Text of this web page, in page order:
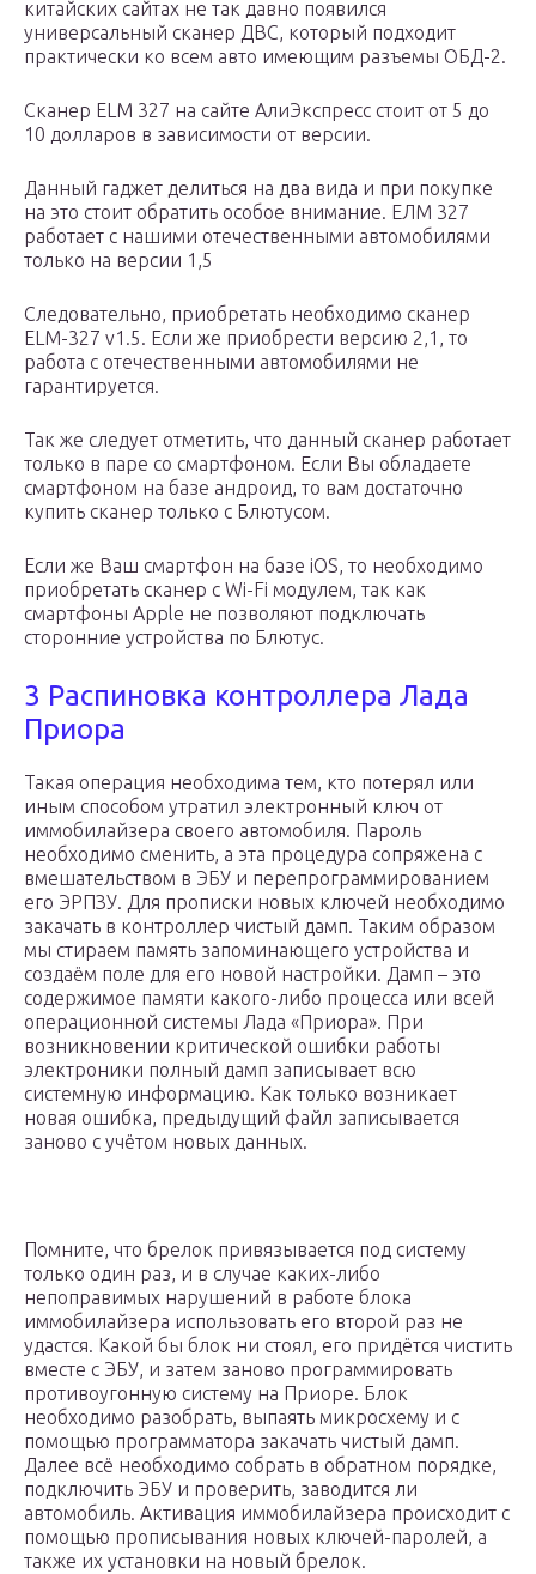
китайских сайтах не так давно появился
универсальный сканер ДВС, который подходит
практически ко всем авто имеющим разъемы ОБД-2.
Сканер ELM 327 на сайте АлиЭкспресс стоит от 5 до
10 долларов в зависимости от версии.
Данный гаджет делиться на два вида и при покупке
на это стоит обратить особое внимание. ЕЛМ 327
работает с нашими отечественными автомобилями
только на версии 1,5
Следовательно, приобретать необходимо сканер
ELM-327 v1.5. Если же приобрести версию 2,1, то
работа с отечественными автомобилями не
гарантируется.
Так же следует отметить, что данный сканер работает
только в паре со смартфоном. Если Вы обладаете
смартфоном на базе андроид, то вам достаточно
купить сканер только с Блютусом.
Если же Ваш смартфон на базе iOS, то необходимо
приобретать сканер с Wi-Fi модулем, так как
смартфоны Apple не позволяют подключать
сторонние устройства по Блютус.
3 Распиновка контроллера Лада
Приора
Такая операция необходима тем, кто потерял или
иным способом утратил электронный ключ от
иммобилайзера своего автомобиля. Пароль
необходимо сменить, а эта процедура сопряжена с
вмешательством в ЭБУ и перепрограммированием
его ЭРПЗУ. Для прописки новых ключей необходимо
закачать в контроллер чистый дамп. Таким образом
мы стираем память запоминающего устройства и
создаём поле для его новой настройки. Дамп – это
содержимое памяти какого-либо процесса или всей
операционной системы Лада «Приора». При
возникновении критической ошибки работы
электроники полный дамп записывает всю
системную информацию. Как только возникает
новая ошибка, предыдущий файл записывается
заново с учётом новых данных.
Помните, что брелок привязывается под систему
только один раз, и в случае каких-либо
непоправимых нарушений в работе блока
иммобилайзера использовать его второй раз не
удастся. Какой бы блок ни стоял, его придётся чистить
вместе с ЭБУ, и затем заново программировать
противоугонную систему на Приоре. Блок
необходимо разобрать, выпаять микросхему и с
помощью программатора закачать чистый дамп.
Далее всё необходимо собрать в обратном порядке,
подключить ЭБУ и проверить, заводится ли
автомобиль. Активация иммобилайзера происходит с
помощью прописывания новых ключей-паролей, а
также их установки на новый брелок.